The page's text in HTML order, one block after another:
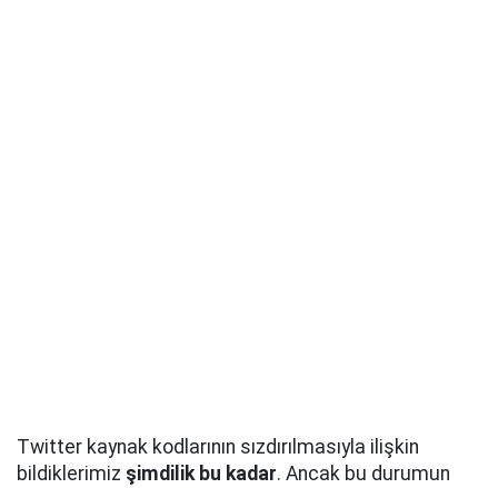
Twitter kaynak kodlarının sızdırılmasıyla ilişkin
bildiklerimiz şimdilik bu kadar. Ancak bu durumun